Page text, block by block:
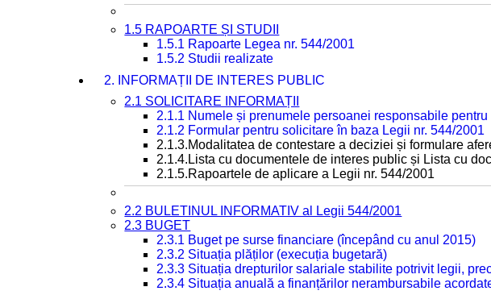
1.5 RAPOARTE ȘI STUDII
1.5.1 Rapoarte Legea nr. 544/2001
1.5.2 Studii realizate
2. INFORMAȚII DE INTERES PUBLIC
2.1 SOLICITARE INFORMAȚII
2.1.1 Numele și prenumele persoanei responsabile pentru
2.1.2 Formular pentru solicitare în baza Legii nr. 544/2001
2.1.3.Modalitatea de contestare a deciziei și formulare
2.1.4.Lista cu documentele de interes public și Lista cu
2.1.5.Rapoartele de aplicare a Legii nr. 544/2001
2.2 BULETINUL INFORMATIV al Legii 544/2001
2.3 BUGET
2.3.1 Buget pe surse financiare (începând cu anul 2015)
2.3.2 Situația plăților (execuția bugetară)
2.3.3 Situația drepturilor salariale stabilite potrivit legii,
2.3.4 Situația anuală a finanțărilor nerambursabile